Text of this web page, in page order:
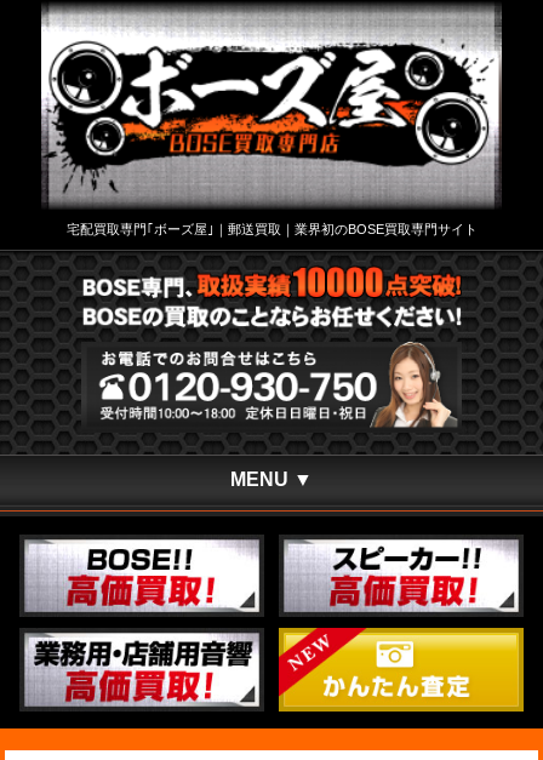
宅配買取専門｢ボーズ屋｣｜郵送買取｜業界初のBOSE買取専門サイト
MENU ▼